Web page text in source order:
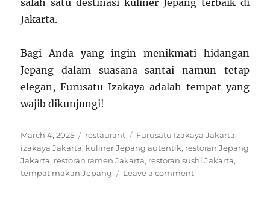
Jakarta.
Bagi Anda yang ingin menikmati hidangan
Jepang dalam suasana santai namun tetap
elegan, Furusatu Izakaya adalah tempat yang
wajib dikunjungi!
Posted
on
March 4, 2025 Categories
restaurant Tags
Furusatu Izakaya Jakarta,
izakaya Jakarta, kuliner Jepang autentik, restoran Jepang
Jakarta, restoran ramen Jakarta, restoran sushi Jakarta,
tempat makan Jepang
Leave a commenton